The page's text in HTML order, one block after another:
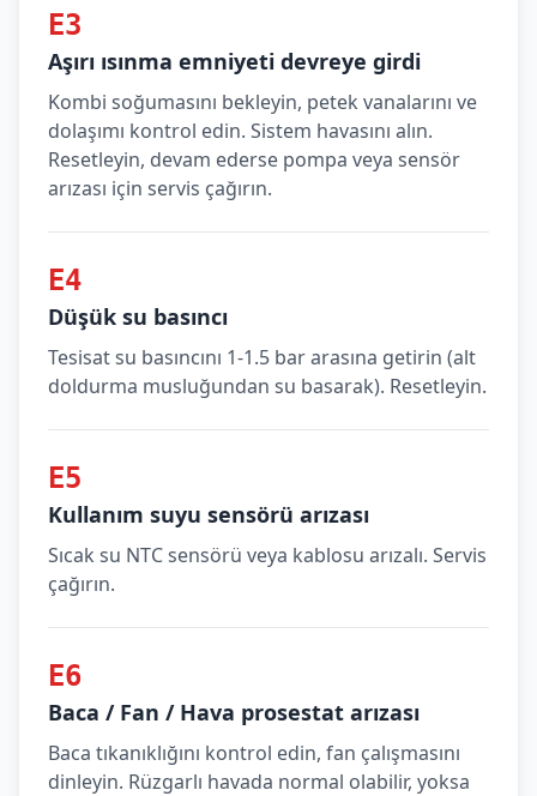
E3
Aşırı ısınma emniyeti devreye girdi
Kombi soğumasını bekleyin, petek vanalarını ve
dolaşımı kontrol edin. Sistem havasını alın.
Resetleyin, devam ederse pompa veya sensör
arızası için servis çağırın.
E4
Düşük su basıncı
Tesisat su basıncını 1-1.5 bar arasına getirin (alt
doldurma musluğundan su basarak). Resetleyin.
E5
Kullanım suyu sensörü arızası
Sıcak su NTC sensörü veya kablosu arızalı. Servis
çağırın.
E6
Baca / Fan / Hava prosestat arızası
Baca tıkanıklığını kontrol edin, fan çalışmasını
dinleyin. Rüzgarlı havada normal olabilir, yoksa